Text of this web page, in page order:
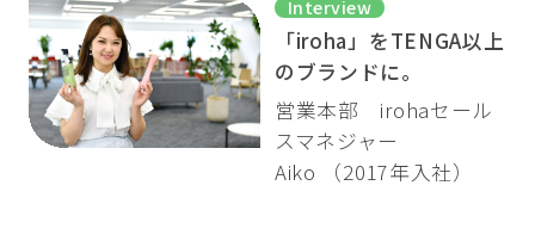
Interview
「iroha」をTENGA以上
のブランドに。
営業本部 irohaセール
スマネジャー
Aiko （2017年入社）